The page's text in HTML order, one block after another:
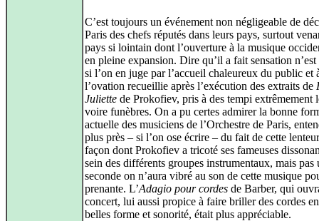
C’est toujours un événement non négligeable de
Paris des chefs réputés dans leurs pays, surtout
pays si lointain dont l’ouverture à la musique
en pleine expansion. Dire qu’il a fait sensation
si l’on en juge par l’accueil chaleureux du public et
l’ovation recueillie après l’exécution des extraits de
Juliette de Prokofiev, pris à des tempi extrêmement
voire funèbres. On a pu certes admirer la bonne
actuelle des musiciens de l’Orchestre de Paris,
plus près – si l’on ose écrire – du fait de cette
façon dont Prokofiev a tricoté ses fameuses
sein des différents groupes instrumentaux, mais pas
seconde on n’aura vibré au son de cette musique
prenante. L’Adagio pour cordes de Barber, qui
concert, lui aussi propice à faire briller des cordes
belles forme et sonorité, était plus appréciable.